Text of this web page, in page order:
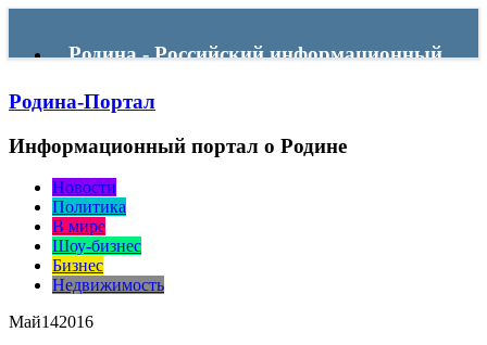
Родина - Российский информационный
портал
Родина-Портал
Информационный портал о Родине
Новости
Политика
В мире
Шоу-бизнес
Бизнес
Недвижимость
Май142016